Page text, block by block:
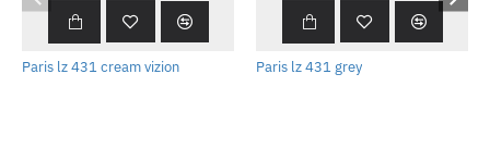
Paris lz 431 cream vizion Paris lz 431 grey